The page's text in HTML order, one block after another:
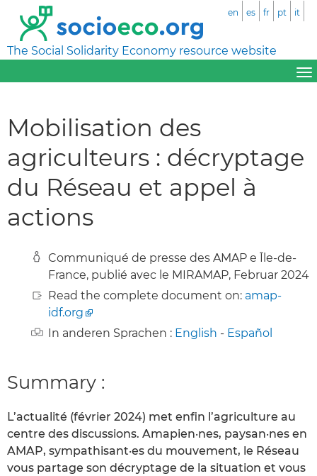
The Social Solidarity Economy resource website
en es fr pt it
Mobilisation des
agriculteurs : décryptage
du Réseau et appel à
actions
Communiqué de presse des AMAP e Île-de-
France, publié avec le MIRAMAP, Februar 2024
Read the complete document on: amap-
idf.org
In anderen Sprachen : English - Español
Summary :
L’actualité (février 2024) met enfin l’agriculture au
centre des discussions. Amapien·nes, paysan·nes en
AMAP, sympathisant·es du mouvement, le Réseau
vous partage son décryptage de la situation et vous